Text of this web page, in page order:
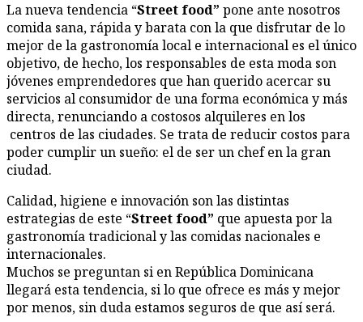
La nueva tendencia “Street food” pone ante nosotros
comida sana, rápida y barata con la que disfrutar de lo
mejor de la gastronomía local e internacional es el único
objetivo, de hecho, los responsables de esta moda son
jóvenes emprendedores que han querido acercar su
servicios al consumidor de una forma económica y más
directa, renunciando a costosos alquileres en los
centros de las ciudades. Se trata de reducir costos para
poder cumplir un sueño: el de ser un chef en la gran
ciudad.
Calidad, higiene e innovación son las distintas
estrategias de este “Street food” que apuesta por la
gastronomía tradicional y las comidas nacionales e
internacionales.
Muchos se preguntan si en República Dominicana
llegará esta tendencia, si lo que ofrece es más y mejor
por menos, sin duda estamos seguros de que así será.